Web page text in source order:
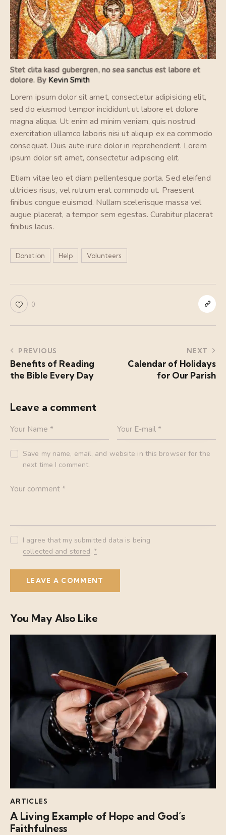
Stet clita kasd gubergren, no sea sanctus est labore et
dolore. By Kevin Smith
Lorem ipsum dolor sit amet, consectetur adipisicing elit,
sed do eiusmod tempor incididunt ut labore et dolore
magna aliqua. Ut enim ad minim veniam, quis nostrud
exercitation ullamco laboris nisi ut aliquip ex ea commodo
consequat. Duis aute irure dolor in reprehenderit. Lorem
ipsum dolor sit amet, consectetur adipiscing elit.
Etiam vitae leo et diam pellentesque porta. Sed eleifend
ultricies risus, vel rutrum erat commodo ut. Praesent
finibus congue euismod. Nullam scelerisque massa vel
augue placerat, a tempor sem egestas. Curabitur placerat
finibus lacus.
Donation Help Volunteers
0
PREVIOUS
Benefits of Reading
the Bible Every Day
NEXT
Calendar of Holidays
for Our Parish
Leave a comment
Save my name, email, and website in this browser for the
next time I comment.
I agree that my submitted data is being
collected and stored.*
You May Also Like
ARTICLES
A Living Example of Hope and God’s
Faithfulness